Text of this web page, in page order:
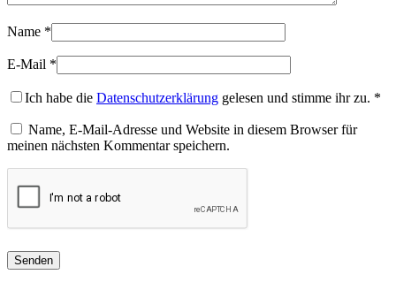
Name *
E-Mail *
Ich habe die Datenschutzerklärung gelesen und stimme ihr zu. *
Name, E-Mail-Adresse und Website in diesem Browser für
meinen nächsten Kommentar speichern.